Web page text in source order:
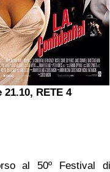
21.10, RETE 4
al 50º Festival